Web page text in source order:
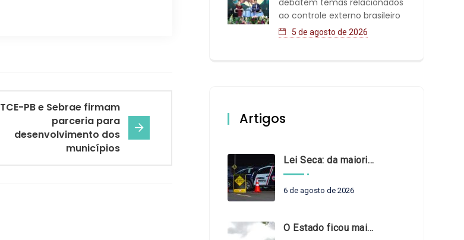
TCE-PB e Sebrae firmam
parceria para
desenvolvimento dos
municípios
debatem temas relacionados
ao controle externo brasileiro
5 de agosto de 2026
Artigos
Lei Seca: da maioridade à maturidade
6 de agosto de 2026
O Estado ficou mais complexo. O controle precisa acompanhar